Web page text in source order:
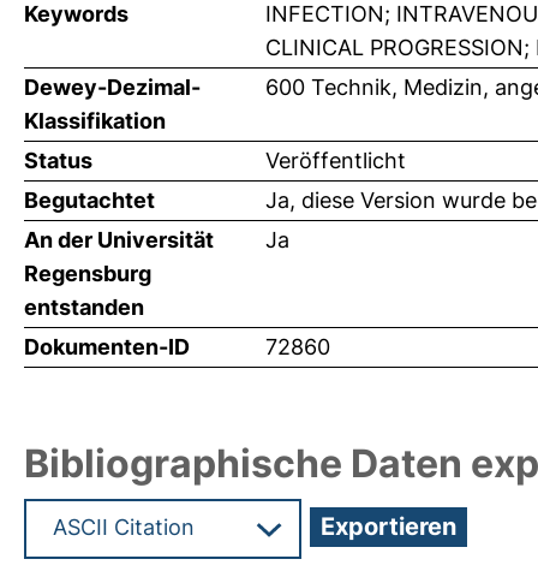
Keywords
INFECTION;
CLINICAL
Dewey-Dezimal-
Klassifikation
600 Technik, Medizin,
Status
Veröffentlicht
Begutachtet
Ja, diese Version wurde
An der Universität
Regensburg
entstanden
Ja
Dokumenten-ID 72860
Bibliographische Daten